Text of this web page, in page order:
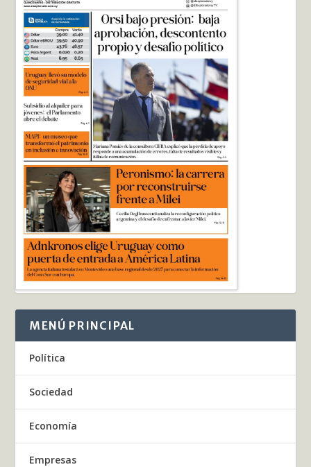
MENÚ PRINCIPAL
Política
Sociedad
Economía
Empresas